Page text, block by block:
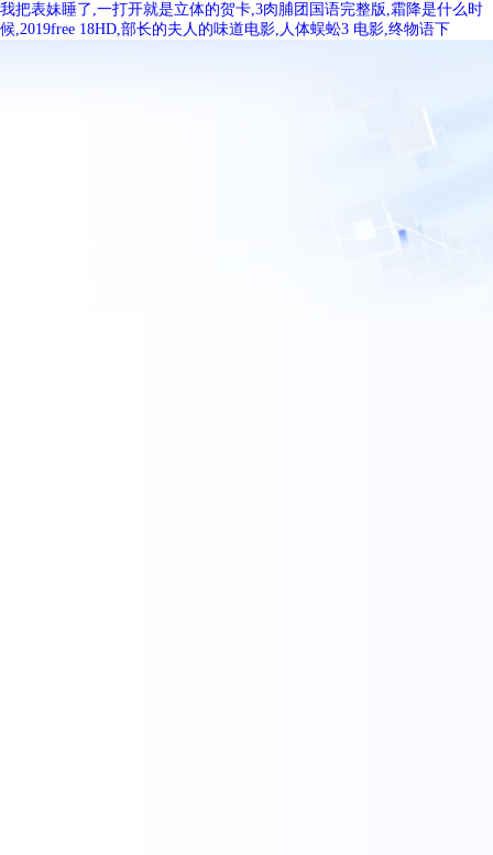
我把表妹睡了,一打开就是立体的贺卡,3肉脯团国语完整版,霜降是什么时
候,2019free 18HD,部长的夫人的味道电影,人体蜈蚣3 电影,终物语下